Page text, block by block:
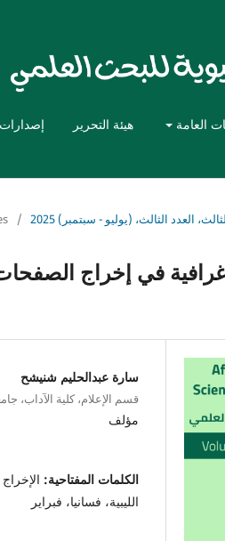
العامة هيئة التحرير
العدد الثالث، (يوليو - سبتمبر) 2025 /
في إخراج
سارة عبدالحليم شنيشح
قسم الإعلام، كلية الآداب،
مؤلف
الكلمات المفتاحية:
الليبية، فسانيا، فبراير